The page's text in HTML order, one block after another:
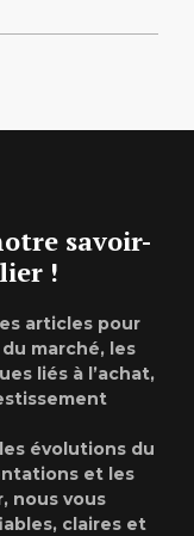
savoir-
!
articles pour
marché, les
liés à l’achat,
évolutions du
et les
nous vous
claires et